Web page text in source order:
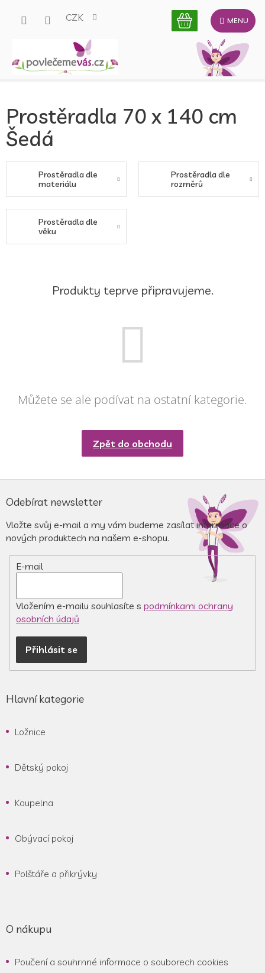
CZK
Prostěradla 70 x 140 cm
Šedá
Prostěradla dle
materiálu
Prostěradla dle
rozměrů
Prostěradla dle
věku
Produkty teprve připravujeme.
Můžete se ale podívat na ostatní kategorie.
Zpět do obchodu
á
a
Odebírat newsletter
Vložte svůj e-mail a my vám budeme zasílat informace o
nových produktech na našem e-shopu.
E-mail
Vložením e-mailu souhlasíte s podmínkami ochrany
osobních údajů
Přihlásit se
Hlavní kategorie
Ložnice
Dětský pokoj
Koupelna
Obývací pokoj
Polštáře a přikrývky
O nákupu
Poučení a souhrnné informace o souborech cookies